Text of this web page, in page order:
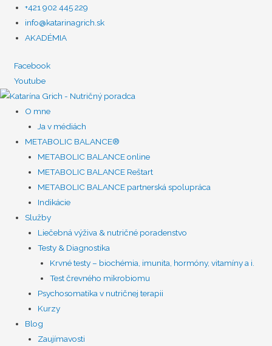
+421 902 445 229
info@katarinagrich.sk
AKADÉMIA
Facebook
Youtube
O mne
Ja v médiách
METABOLIC BALANCE®
METABOLIC BALANCE online
METABOLIC BALANCE Reštart
METABOLIC BALANCE partnerská spolupráca
Indikácie
Služby
Liečebná výživa & nutričné poradenstvo
Testy & Diagnostika
Krvné testy – biochémia, imunita, hormóny, vitamíny a i.
Test črevného mikrobiomu
Psychosomatika v nutričnej terapii
Kurzy
Blog
Zaujímavosti